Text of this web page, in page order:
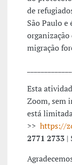
de
São Paulo
migração
Esta
Zoom, sem
está
>> https://
2771 2733 |